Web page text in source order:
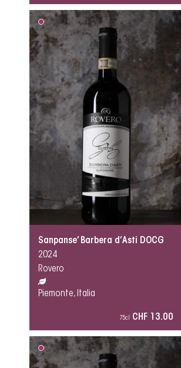
Sanpanse’ Barbera d’Asti DOCG
2024
Rovero
Piemonte, Italia
75cl CHF 13.00